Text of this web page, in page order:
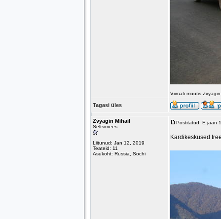
Viimati muutis
Tagasi üles
Zvyagin Mihail
Seltsimees
Liitunud: Jan 12, 2019
Teateid: 11
Asukoht: Russia, Sochi
Postitatud: E jaan
Kardikeskused